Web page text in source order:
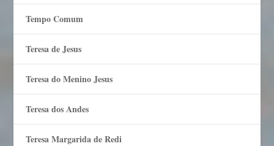
Tempo Comum
Teresa de Jesus
Teresa do Menino Jesus
Teresa dos Andes
Teresa Margarida de Redi